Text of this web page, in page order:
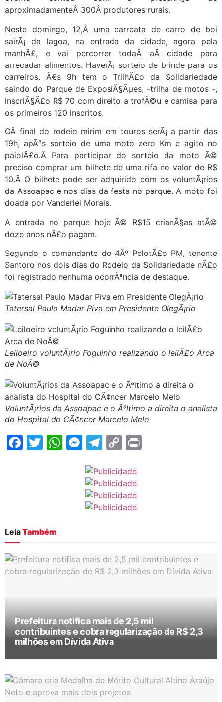
aproximadamenteÂ 300Â produtores rurais.
Neste domingo, 12,Â uma carreata de carro de boi
sairÃ¡ da lagoa, na entrada da cidade, agora pela
manhÃ£, e vai percorrer todaÂ aÂ cidade para
arrecadar alimentos. HaverÃ¡ sorteio de brinde para os
carreiros. Ã€s 9h tem o TrilhÃ£o da Solidariedade
saindo do Parque de ExposiÃ§Ãµes, -trilha de motos -,
inscriÃ§Ã£o R$ 70 com direito a trofÃ©u e camisa para
os primeiros 120 inscritos.
OÂ final do rodeio mirim em touros serÃ¡ a partir das
19h, apÃ³s sorteio de uma moto zero Km e agito no
paiolÃ£o.Â Para participar do sorteio da moto Ã©
preciso comprar um bilhete de uma rifa no valor de R$
10.Â O bilhete pode ser adquirido com os voluntÃ¡rios
da Assoapac e nos dias da festa no parque. A moto foi
doada por Vanderlei Morais.
A entrada no parque hoje Ã© R$15 crianÃ§as atÃ©
doze anos nÃ£o pagam.
Segundo o comandante do 4Âº PelotÃ£o PM, tenente
Santoro nos dois dias do Rodeio da Solidariedade nÃ£o
foi registrado nenhuma ocorrÃªncia de destaque.
Tatersal Paulo Madar Piva em Presidente OlegÃ¡rio
Leiloeiro voluntÃ¡rio Foguinho realizando o leilÃ£o Arca
de NoÃ©
VoluntÃ¡rios da Assoapac e o Ãºltimo a direita o analista
do Hospital do CÃ¢ncer Marcelo Melo
Facebook
Twitter
WhatsApp
Messenger
Telegram
Copy
LeiaTambém
Prefeitura notifica mais de 2,5 mil
contribuintes e cobra regularização de R$ 2,3
milhões em Dívida Ativa